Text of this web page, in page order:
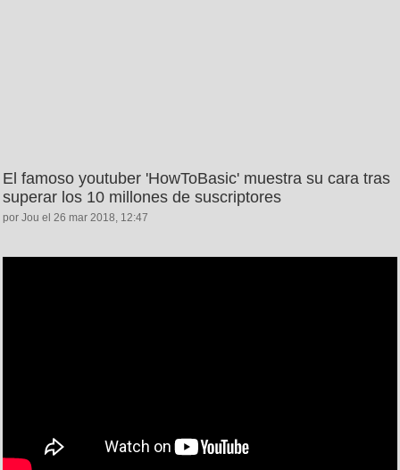
El famoso youtuber 'HowToBasic' muestra su cara tras
superar los 10 millones de suscriptores
por Jou el 26 mar 2018, 12:47